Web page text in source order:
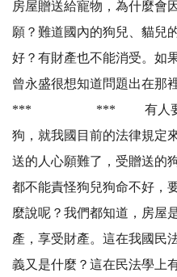
房屋贈送給寵物，為什麼會
願？難道國內的狗兒、貓兒
好？有財產也不能消受。如
曾永盛很想知道
*** *** 有人要把一
狗，就我國目前的法律規定
送的人心願難了，受贈送的
都不能責怪狗兒狗命不好，
麼說呢？我們都知道，房屋
產，享受財產。這在我國民
義又是什麼？這在民法學上